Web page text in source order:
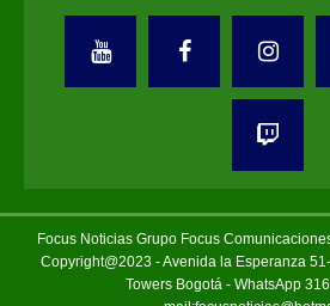
Focus Noticias Grupo Focus
Copyright@2023 - Avenida la Esperanza
Towers Bogotá - WhatsApp